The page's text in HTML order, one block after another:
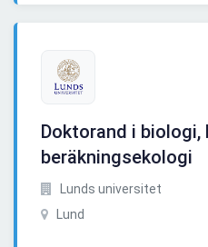
Doktorand i biologi,
beräkningsekologi
Lunds universitet
Lund